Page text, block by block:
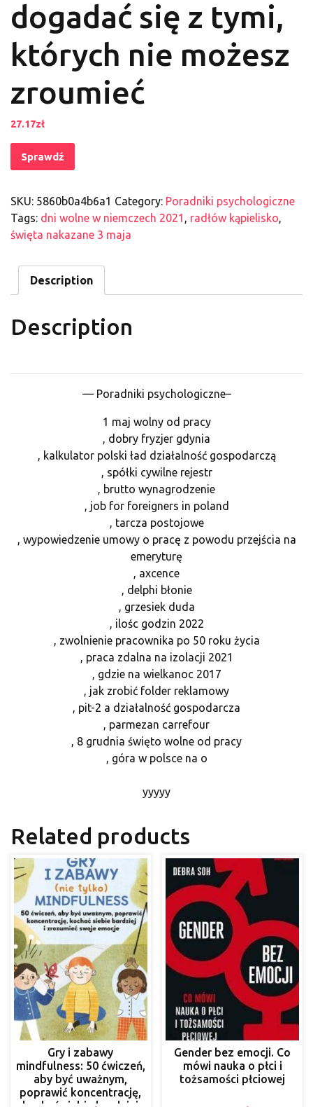
dogadać się z tymi,
których nie możesz
zroumieć
27.17zł
Sprawdź
SKU: 5860b0a4b6a1 Category: Poradniki psychologiczne
Tags: dni wolne w niemczech 2021 , radłów kąpielisko,
święta nakazane 3 maja
Description
Description
— Poradniki psychologiczne–
1 maj wolny od pracy
, dobry fryzjer gdynia
, kalkulator polski ład działalność gospodarczą
, spółki cywilne rejestr
, brutto wynagrodzenie
, job for foreigners in poland
, tarcza postojowe
, wypowiedzenie umowy o pracę z powodu przejścia na
emeryturę
, axcence
, delphi błonie
, grzesiek duda
, ilośc godzin 2022
, zwolnienie pracownika po 50 roku życia
, praca zdalna na izolacji 2021
, gdzie na wielkanoc 2017
, jak zrobić folder reklamowy
, pit-2 a działalność gospodarcza
, parmezan carrefour
, 8 grudnia święto wolne od pracy
, góra w polsce na o
yyyyy
Related products
Gry i zabawy
mindfulness: 50 ćwiczeń,
aby być uważnym,
poprawić koncentrację,
Gender bez emocji. Co
mówi nauka o płci i
tożsamości płciowej